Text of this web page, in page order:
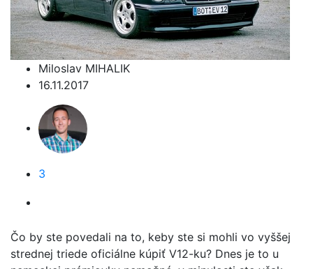
Miloslav MIHALIK
16.11.2017
3
Čo by ste povedali na to, keby ste si mohli vo vyššej
strednej triede oficiálne kúpiť V12-ku? Dnes je to u